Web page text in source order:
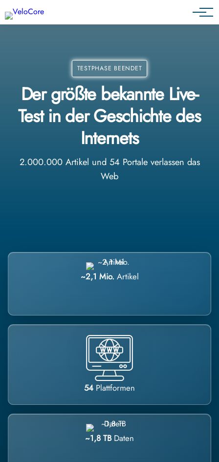
Agenturen & Webdesigner
TESTPHASE BEENDET
Der größte bekannte Live-
Test in der Geschichte des
Internets
2.000.000 Artikel und 54 Portale verlassen das
Web
~2,1 Mio. Artikel
54 Plattformen
~1,8 TB Daten